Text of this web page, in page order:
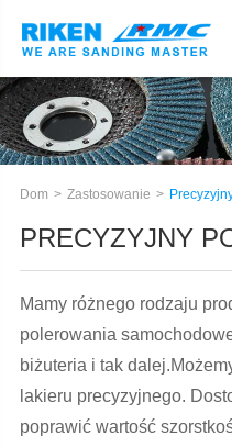
Dom Zastosowanie
PRECYZYJNY
Mamy różnego rodzaju
polerowania
biżuteria i tak
lakieru precyzyjnego.
poprawić wartość